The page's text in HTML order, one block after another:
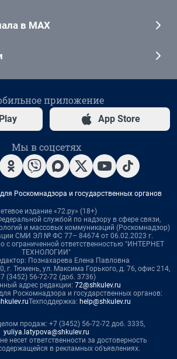
в MAX
приложение
App Store
Мы в соцсетях
Роскомнадзора и государственных органов
издание «72.ру» (18+)
службой по надзору в сфере связи,
и массовых коммуникаций (Роскомнадзор)
СМИ ЭЛ № ФС 77– 84674 от 06.02.2023 г.
с ограниченной ответственностью "ИНТЕРНЕТ
ТЕХНОЛОГИИ"
Познахарева Елена Павловна
г. Тюмень, ул. Максима Горького, д. 76, офис 214,
(3452) 56-72-72 (доб. 3736)
адрес редакции: 72@shkulev.ru
Роскомнадзора и государственных органов:
Техподдержка: help@shkulev.ru
продаж: +7 (3452) 56-72-72 доб. 3335,
yuliya.latypova@shkulev.ru
несет ответственности за достоверность
в рекламных объявлениях.